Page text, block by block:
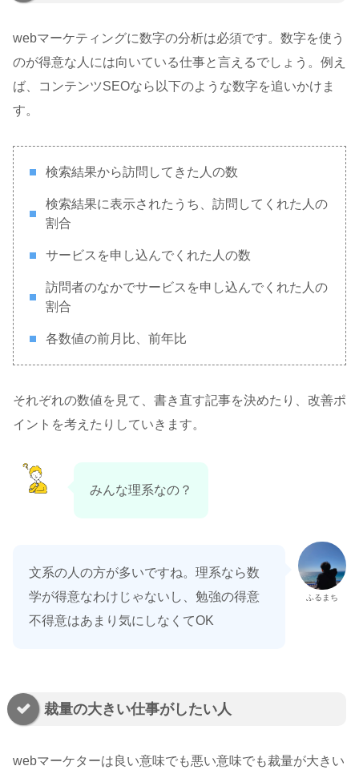
webマーケティングに数字の分析は必須です。数字を使う
のが得意な人には向いている仕事と言えるでしょう。例え
ば、コンテンツSEOなら以下のような数字を追いかけま
す。
検索結果から訪問してきた人の数
検索結果に表示されたうち、訪問してくれた人の
割合
サービスを申し込んでくれた人の数
訪問者のなかでサービスを申し込んでくれた人の
割合
各数値の前月比、前年比
それぞれの数値を見て、書き直す記事を決めたり、改善ポ
イントを考えたりしていきます。
みんな理系なの？
ふるまち
文系の人の方が多いですね。理系なら数
学が得意なわけじゃないし、勉強の得意
不得意はあまり気にしなくてOK
裁量の大きい仕事がしたい人
webマーケターは良い意味でも悪い意味でも裁量が大きい